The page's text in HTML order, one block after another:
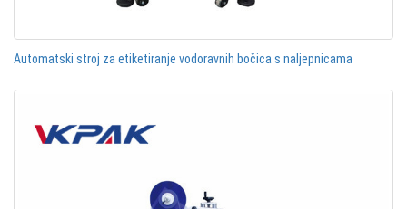
Automatski stroj za etiketiranje vodoravnih bočica s naljepnicama